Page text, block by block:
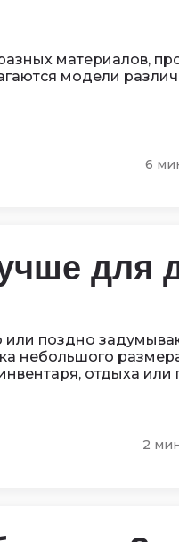
материалов,
модели
6
для
или поздно
небольшого
отдыха
2